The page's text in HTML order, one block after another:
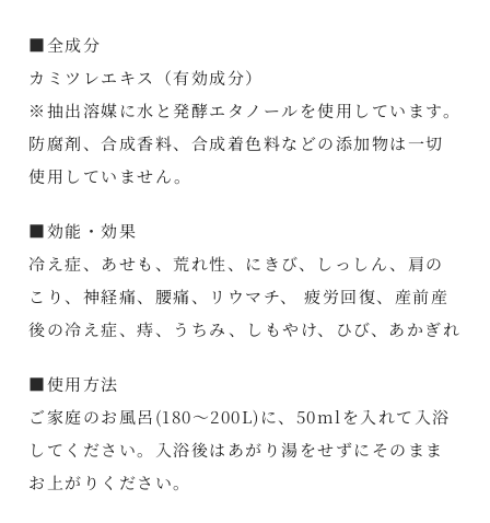
■全成分
カミツレエキス（有効成分）
※抽出溶媒に水と発酵エタノールを使用しています。
防腐剤、合成香料、合成着色料などの添加物は一切
使用していません。
■効能・効果
冷え症、あせも、荒れ性、にきび、しっしん、肩の
こり、神経痛、腰痛、リウマチ、 疲労回復、産前産
後の冷え症、痔、うちみ、しもやけ、ひび、あかぎれ
■使用方法
ご家庭のお風呂(180～200L)に、50mlを入れて入浴
してください。入浴後はあがり湯をせずにそのまま
お上がりください。